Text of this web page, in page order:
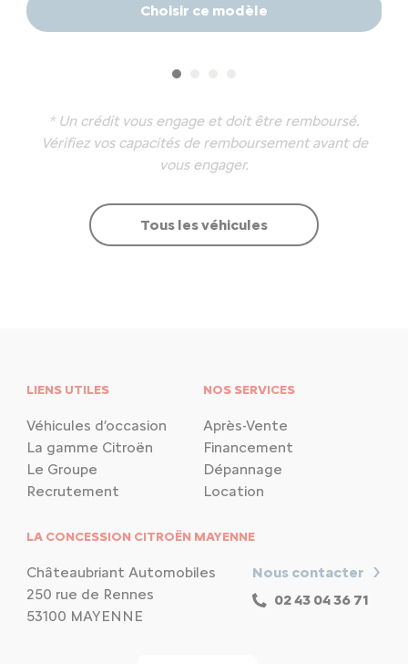
Choisir ce modèle
* Un crédit vous engage et doit être remboursé.
Vérifiez vos capacités de remboursement avant de
vous engager.
Tous les véhicules
LIENS UTILES
Véhicules d’occasion
La gamme Citroën
Le Groupe
Recrutement
NOS SERVICES
Après-Vente
Financement
Dépannage
Location
LA CONCESSION CITROËN MAYENNE
Châteaubriant Automobiles
250 rue de Rennes
53100 MAYENNE
Nous contacter
02 43 04 36 71